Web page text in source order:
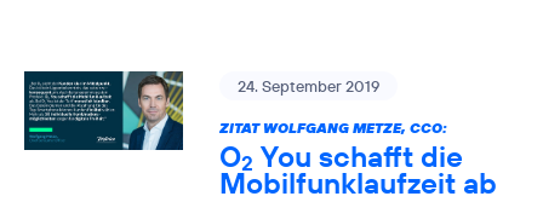
24. September 2019
ZITAT WOLFGANG METZE, CCO:
O2 You schafft die
Mobilfunklaufzeit ab